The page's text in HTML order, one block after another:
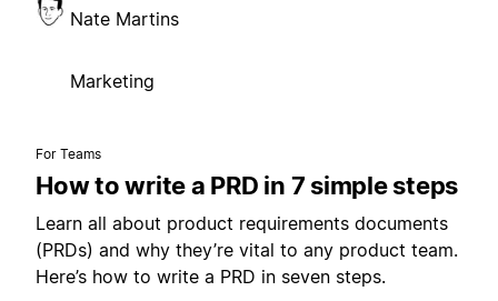
Nate Martins
Marketing
For Teams
How to write a PRD in 7 simple steps
Learn all about product requirements documents
(PRDs) and why they’re vital to any product team.
Here’s how to write a PRD in seven steps.